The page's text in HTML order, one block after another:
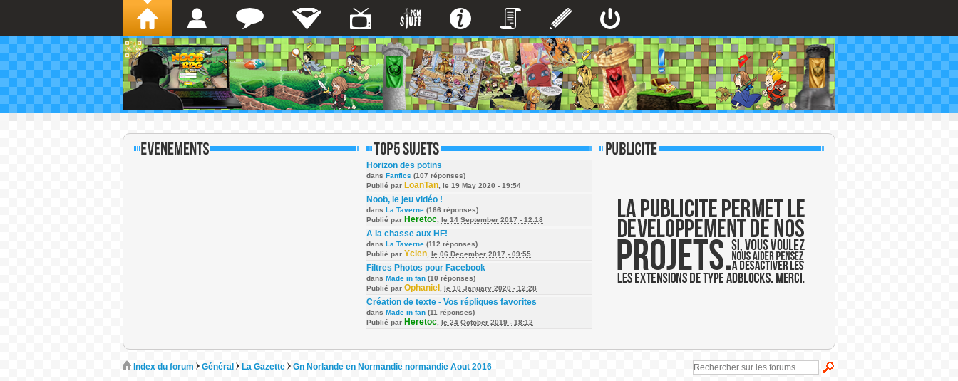
Horizon des potins
dans Fanfics (107 réponses)
Publié par LoanTan le 19 May 2020 - 19:54
Noob, le jeu vidéo !
dans La Taverne (166 réponses)
Publié par Heretoc le 14 September 2017 - 12:18
A la chasse aux HF!
dans La Taverne (112 réponses)
Publié par Ycien le 06 December 2017 - 09:55
Filtres Photos pour Facebook
dans Made in fan (10 réponses)
Publié par Ophaniel le 10 January 2020 - 12:28
Création de texte - Vos répliques favorites
dans Made in fan (11 réponses)
Publié par Heretoc le 24 October 2019 - 18:12
Index du forum Général La Gazette Gn Norlande en Normandie normandie Aout 2016